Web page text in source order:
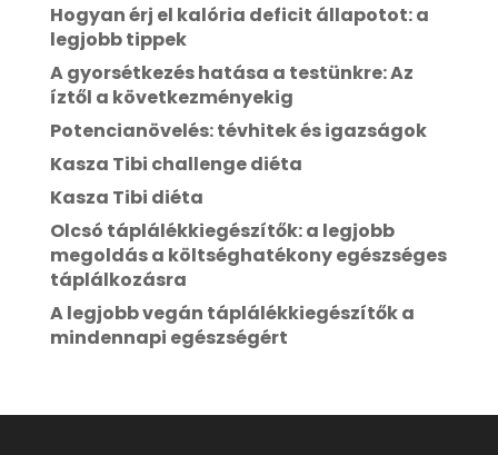
Hogyan érj el kalória deficit állapotot: a
legjobb tippek
A gyorsétkezés hatása a testünkre: Az
íztől a következményekig
Potencianövelés: tévhitek és igazságok
Kasza Tibi challenge diéta
Kasza Tibi diéta
Olcsó táplálékkiegészítők: a legjobb
megoldás a költséghatékony egészséges
táplálkozásra
A legjobb vegán táplálékkiegészítők a
mindennapi egészségért